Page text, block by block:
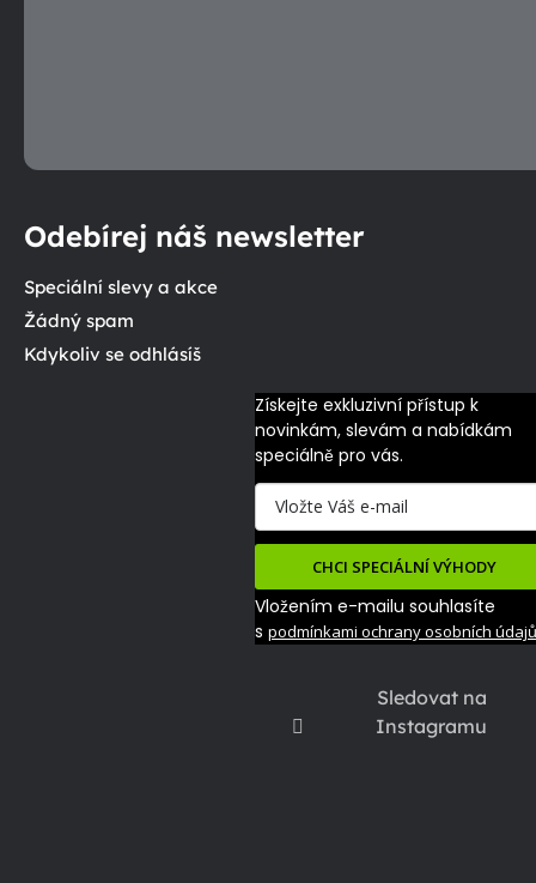
Sledovat na
Instagramu
Odebírej náš newsletter
Speciální slevy a akce
Žádný spam
Kdykoliv se odhlásíš
Získejte exkluzivní přístup k
novinkám, slevám a nabídkám
speciálně pro vás.
CHCI SPECIÁLNÍ VÝHODY
Vložením e-mailu souhlasíte
s podmínkami ochrany osobních údajů